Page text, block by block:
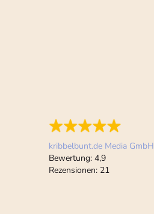
kribbelbunt.de Media GmbH
Bewertung: 4,9
Rezensionen: 21